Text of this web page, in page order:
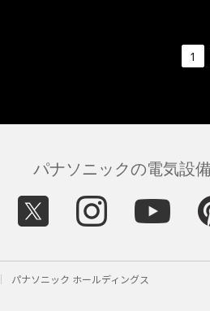
1
パナソニックの電気設
パナソニック ホールディングス